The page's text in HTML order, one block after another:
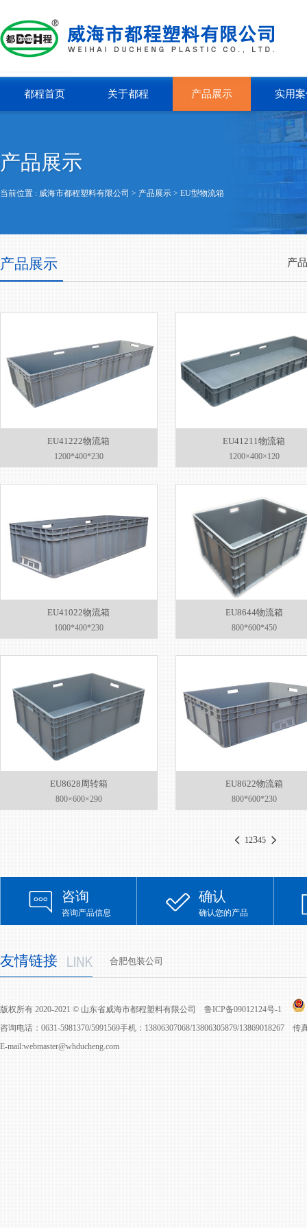
都程首页 关于都程 产品展示 实用
产品展示
当前位置 : 威海市都程塑料有限公司 > 产品展示 > EU型物流箱
产品展示 产
EU41222物流箱
1200*400*230
EU41211物流箱
1200×400×120
EU41022物流箱
1000*400*230
EU8644物流箱
800*600*450
EU8628周转箱
800×600×290
EU8622物流箱
800*600*230
12345
咨询
咨询产品信息
确认
确认您的产品
友情链接 合肥包装公司
版权所有 2020-2021 © 山东省威海市都程塑料有限公司 鲁ICP备09012124号-1
咨询电话：0631-5981370/5991569手机：13806307068/13806305879/13869018267
E-mail:webmaster@whducheng.com